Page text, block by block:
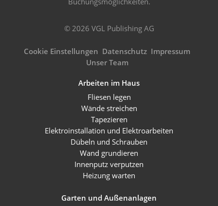
© 2026 VGL Publishing AG
Cookie Einstellungen Datenschutz Impressum
Unser Team
Arbeiten im Haus
Fliesen legen
Wände streichen
Tapezieren
Elektroinstallation und Elektroarbeiten
Dübeln und Schrauben
Wand grundieren
Innenputz verputzen
Heizung warten
Garten und Außenanlagen